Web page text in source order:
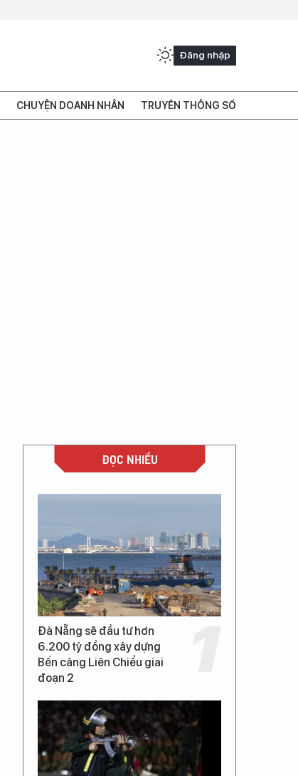
Đăng nhập
CHUYỆN DOANH NHÂN TRUYỀN THÔNG SỐ
ĐỌC NHIỀU
Đà Nẵng sẽ đầu tư hơn
6.200 tỷ đồng xây dựng
Bến cảng Liên Chiểu giai
đoạn 2